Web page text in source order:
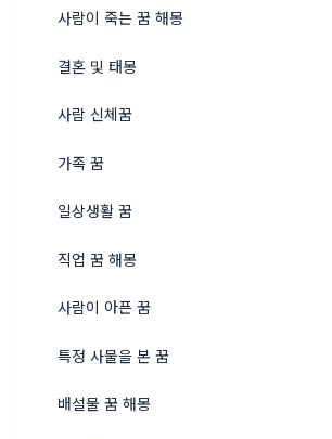
사람이 죽는 꿈 해몽
결혼 및 태몽
사람 신체꿈
가족 꿈
일상생활 꿈
직업 꿈 해몽
사람이 아픈 꿈
특정 사물을 본 꿈
배설물 꿈 해몽